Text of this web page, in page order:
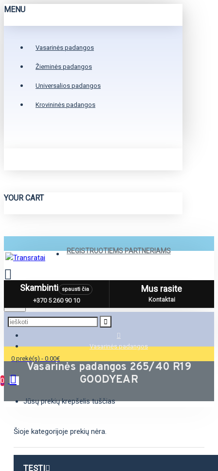
MENU
Vasarinės padangos
Žieminės padangos
Universalios padangos
Krovininės padangos
YOUR CART
REGISTRUOTIEMS PARTNERIAMS
Menu
0 prekė(s) - 0.00€
0
Jūsų prekių krepšelis tuščias
Skambinti spausti čia
+370 5 260 90 10
Mus rasite
Kontaktai
Vasarinės padangos
Vasarinės padangos 265/40 R19
GOODYEAR
Šioje kategorijoje prekių nėra.
TĘSTI